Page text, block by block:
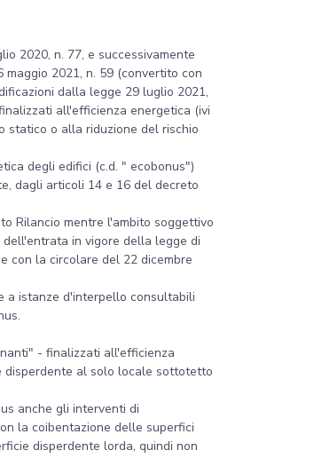
2020, n. 77, e successivamente
2021, n. 59 (convertito con
dalla legge 29 luglio 2021,
all'efficienza energetica (ivi
statico o alla riduzione del rischio
degli edifici (c.d. " ecobonus")
dagli articoli 14 e 16 del decreto
Rilancio mentre l'ambito soggettivo
in vigore della legge di
con la circolare del 22 dicembre
a istanze d'interpello consultabili
- finalizzati all'efficienza
disperdente al solo locale sottotetto
anche gli interventi di
la coibentazione delle superfici
disperdente lorda, quindi non